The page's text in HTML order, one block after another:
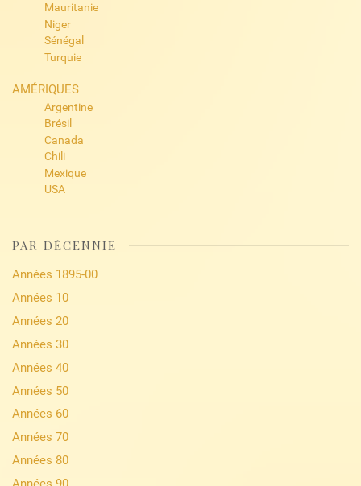
Mauritanie
Niger
Sénégal
Turquie
AMÉRIQUES
Argentine
Brésil
Canada
Chili
Mexique
USA
PAR DÉCENNIE
Années 1895-00
Années 10
Années 20
Années 30
Années 40
Années 50
Années 60
Années 70
Années 80